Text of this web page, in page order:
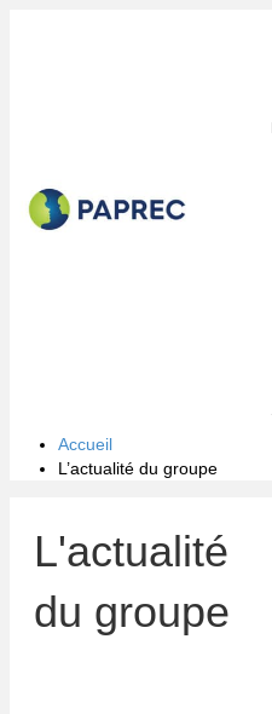
Accueil
L’actualité du groupe
L'actualité
du groupe